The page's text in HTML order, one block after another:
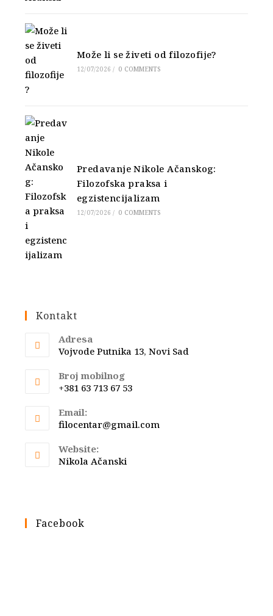
Može li se živeti od filozofije?
12/07/2026 / 0 COMMENTS
Predavanje Nikole Ačanskog:
Filozofska praksa i
egzistencijalizam
12/07/2026 / 0 COMMENTS
Kontakt
Adresa
Vojvode Putnika 13, Novi Sad
Broj mobilnog
+381 63 713 67 53
Email:
filocentar@gmail.com
Website:
Nikola Ačanski
Facebook